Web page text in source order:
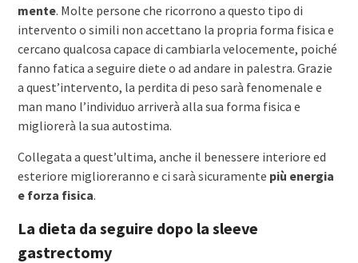
mente. Molte persone che ricorrono a questo tipo di
intervento o simili non accettano la propria forma fisica e
cercano qualcosa capace di cambiarla velocemente, poiché
fanno fatica a seguire diete o ad andare in palestra. Grazie
a quest’intervento, la perdita di peso sarà fenomenale e
man mano l’individuo arriverà alla sua forma fisica e
migliorerà la sua autostima.
Collegata a quest’ultima, anche il benessere interiore ed
esteriore miglioreranno e ci sarà sicuramente più energia
e forza fisica.
La dieta da seguire dopo la sleeve
gastrectomy